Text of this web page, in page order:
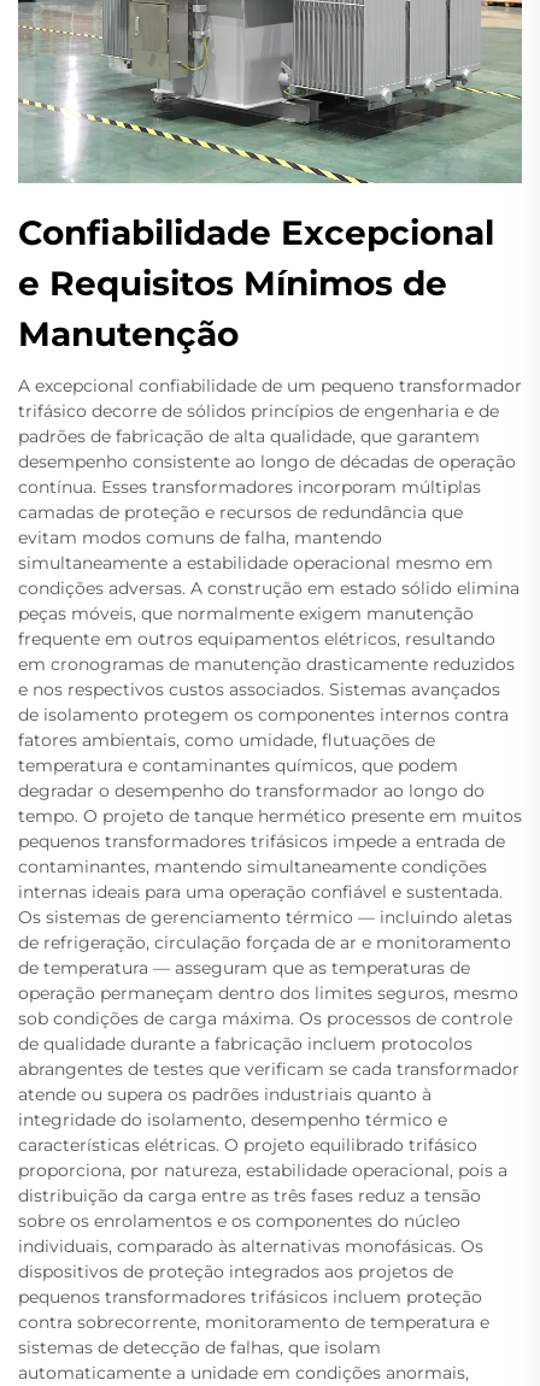
Confiabilidade Excepcional
e Requisitos Mínimos de
Manutenção
A excepcional confiabilidade de um pequeno transformador
trifásico decorre de sólidos princípios de engenharia e de
padrões de fabricação de alta qualidade, que garantem
desempenho consistente ao longo de décadas de operação
contínua. Esses transformadores incorporam múltiplas
camadas de proteção e recursos de redundância que
evitam modos comuns de falha, mantendo
simultaneamente a estabilidade operacional mesmo em
condições adversas. A construção em estado sólido elimina
peças móveis, que normalmente exigem manutenção
frequente em outros equipamentos elétricos, resultando
em cronogramas de manutenção drasticamente reduzidos
e nos respectivos custos associados. Sistemas avançados
de isolamento protegem os componentes internos contra
fatores ambientais, como umidade, flutuações de
temperatura e contaminantes químicos, que podem
degradar o desempenho do transformador ao longo do
tempo. O projeto de tanque hermético presente em muitos
pequenos transformadores trifásicos impede a entrada de
contaminantes, mantendo simultaneamente condições
internas ideais para uma operação confiável e sustentada.
Os sistemas de gerenciamento térmico — incluindo aletas
de refrigeração, circulação forçada de ar e monitoramento
de temperatura — asseguram que as temperaturas de
operação permaneçam dentro dos limites seguros, mesmo
sob condições de carga máxima. Os processos de controle
de qualidade durante a fabricação incluem protocolos
abrangentes de testes que verificam se cada transformador
atende ou supera os padrões industriais quanto à
integridade do isolamento, desempenho térmico e
características elétricas. O projeto equilibrado trifásico
proporciona, por natureza, estabilidade operacional, pois a
distribuição da carga entre as três fases reduz a tensão
sobre os enrolamentos e os componentes do núcleo
individuais, comparado às alternativas monofásicas. Os
dispositivos de proteção integrados aos projetos de
pequenos transformadores trifásicos incluem proteção
contra sobrecorrente, monitoramento de temperatura e
sistemas de detecção de falhas, que isolam
automaticamente a unidade em condições anormais,